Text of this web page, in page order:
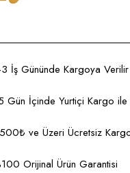
3 İş Gününde Kargoya Verilir
Gün İçinde Yurtiçi Kargo ile
ve Üzeri Ücretsiz
Orijinal Ürün Garantisi